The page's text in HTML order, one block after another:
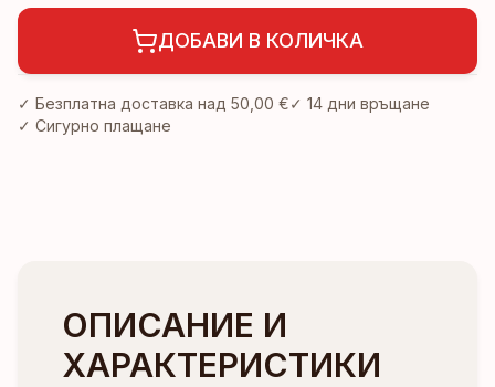
ДОБАВИ В КОЛИЧКА
✓ Безплатна доставка над 50,00 €✓ 14 дни връщане
✓ Сигурно плащане
ОПИСАНИЕ И
ХАРАКТЕРИСТИКИ